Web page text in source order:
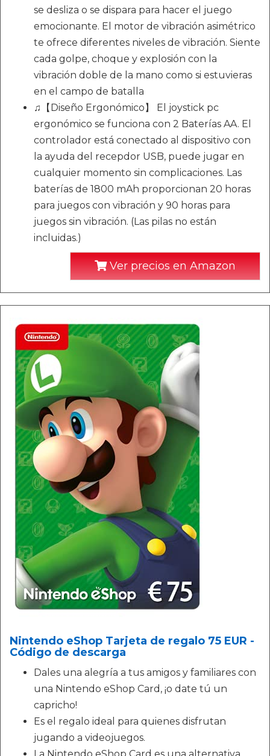
se desliza o se dispara para hacer el juego
emocionante. El motor de vibración asimétrico
te ofrece diferentes niveles de vibración. Siente
cada golpe, choque y explosión con la
vibración doble de la mano como si estuvieras
en el campo de batalla
♫【Diseño Ergonómico】 El joystick pc
ergonómico se funciona con 2 Baterías AA. El
controlador está conectado al dispositivo con
la ayuda del recepdor USB, puede jugar en
cualquier momento sin complicaciones. Las
baterías de 1800 mAh proporcionan 20 horas
para juegos con vibración y 90 horas para
juegos sin vibración. (Las pilas no están
incluidas.)
Ver precios en Amazon
Nintendo eShop Tarjeta de regalo 75 EUR -
Código de descarga
Dales una alegría a tus amigos y familiares con
una Nintendo eShop Card, ¡o date tú un
capricho!
Es el regalo ideal para quienes disfrutan
jugando a videojuegos.
La Nintendo eShop Card es una alternativa